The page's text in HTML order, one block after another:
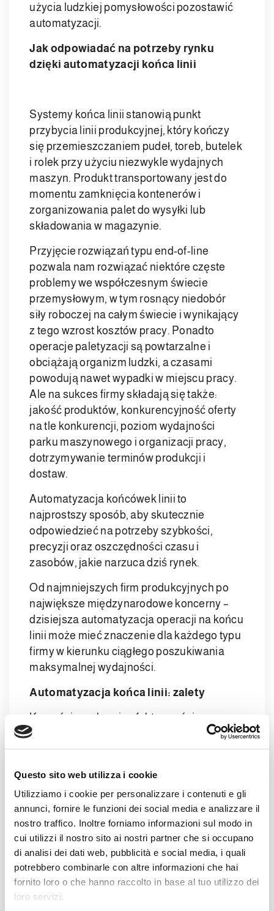
Questo sito web utilizza i cookie
Utilizziamo i cookie per personalizzare i contenuti e gli
annunci, fornire le funzioni dei social media e analizzare il
nostro traffico. Inoltre forniamo informazioni sul modo in
cui utilizzi il nostro sito ai nostri partner che si occupano
di analisi dei dati web, pubblicità e social media, i quali
potrebbero combinarle con altre informazioni che hai
fornito loro o che hanno raccolto in base al tuo utilizzo dei
loro servizi.
użycia ludzkiej pomysłowości pozostawić
automatyzacji.
Jak odpowiadać na potrzeby rynku
dzięki automatyzacji końca linii
Systemy końca linii stanowią punkt
przybycia linii produkcyjnej, który kończy
się przemieszczaniem pudeł, toreb, butelek
i rolek przy użyciu niezwykle wydajnych
maszyn. Produkt transportowany jest do
momentu zamknięcia kontenerów i
zorganizowania palet do wysyłki lub
składowania w magazynie.
Przyjęcie rozwiązań typu end-of-line
pozwala nam rozwiązać niektóre częste
problemy we współczesnym świecie
przemysłowym, w tym rosnący niedobór
siły roboczej na całym świecie i wynikający
z tego wzrost kosztów pracy. Ponadto
operacje paletyzacji są powtarzalne i
obciążają organizm ludzki, a czasami
powodują nawet wypadki w miejscu pracy.
Ale na sukces firmy składają się także:
jakość produktów, konkurencyjność oferty
na tle konkurencji, poziom wydajności
parku maszynowego i organizacji pracy,
dotrzymywanie terminów produkcji i
dostaw.
Automatyzacja końcówek linii to
najprostszy sposób, aby skutecznie
odpowiedzieć na potrzeby szybkości,
precyzji oraz oszczędności czasu i
zasobów, jakie narzuca dziś rynek.
Od najmniejszych firm produkcyjnych po
największe międzynarodowe koncerny –
dzisiejsza automatyzacja operacji na końcu
linii może mieć znaczenie dla każdego typu
firmy w kierunku ciągłego poszukiwania
maksymalnej wydajności.
Automatyzacja końca linii: zalety
Korzyści w zakresie efektywności
kosztowej i czasu produkcji wyznaczane
przez rozwiązania typu end-of-line są takie,
systemów w krótkim czasie. Przyjrzyjmy się
szczegółowo niektórym głównym zaletom
automatyzacji końca linii:
Zastosowanie automatyzacji pozwala
nam na redukcję wypadków przy pracy,
wyeliminowanie procentu błędów
ludzkich oraz realokację zasobów do